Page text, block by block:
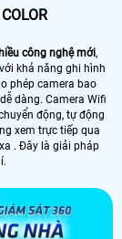
công nghệ mới,
khả năng ghi hình
phép camera bao
dàng. Camera Wifi
động, tự động
xem trực tiếp qua
. Đây là giải pháp